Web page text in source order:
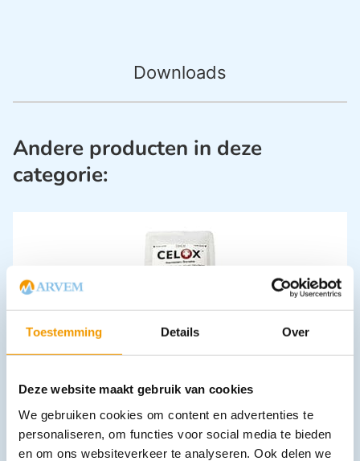
Toestemming Details Over
Deze website maakt gebruik van cookies
We gebruiken cookies om content en advertenties te
personaliseren, om functies voor social media te bieden
en om ons websiteverkeer te analyseren. Ook delen we
Downloads
Andere producten in deze
categorie:
22.13 excl. btw
In winkelwagen
Leverbaar